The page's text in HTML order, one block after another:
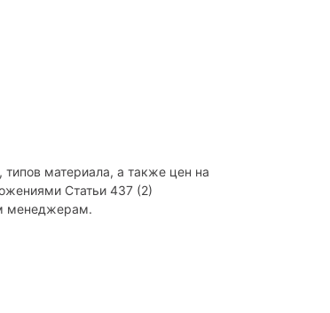
материала, а также цен на
Статьи 437 (2)
менеджерам.